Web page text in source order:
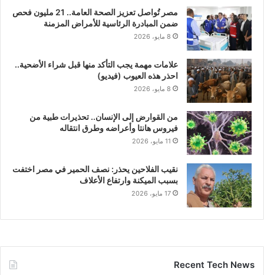
مصر تُواصل تعزيز الصحة العامة.. 21 مليون فحص
ضمن المبادرة الرئاسية للأمراض المزمنة
8 مايو، 2026
علامات مهمة يجب التأكد منها قبل شراء الأضحية..
احذر هذه العيوب (فيديو)
8 مايو، 2026
من القوارض إلى الإنسان.. تحذيرات طبية من
فيروس هانتا وأعراضه وطرق انتقاله
11 مايو، 2026
نقيب الفلاحين يحذر: نصف الحمير في مصر اختفت
بسبب الميكنة وارتفاع الأعلاف
17 مايو، 2026
Recent Tech News